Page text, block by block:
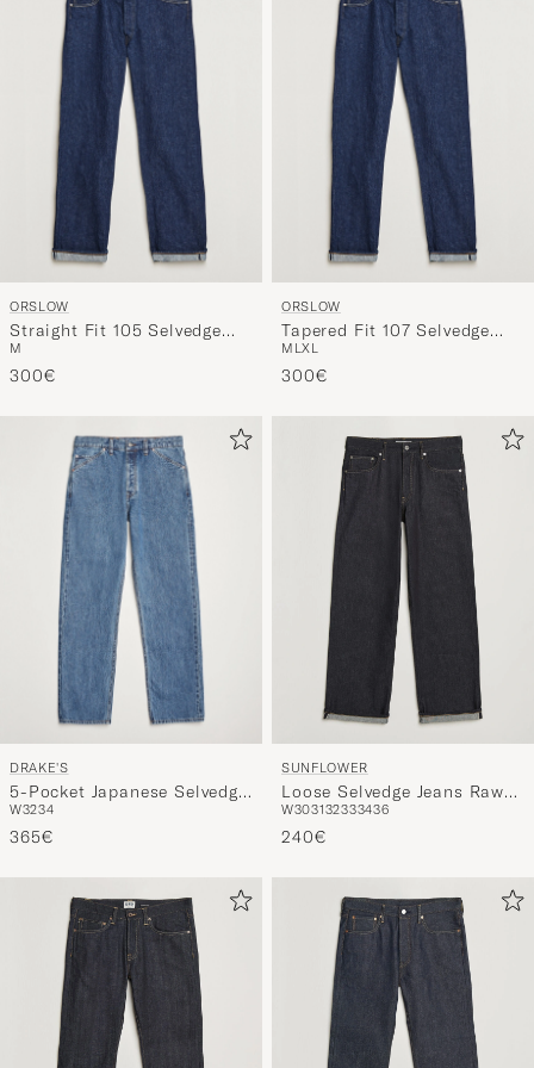
Stil
ORSLOW
Straight Fit 105 Selvedge
Jeans One Wash
M
300€
ORSLOW
Tapered Fit 107 Selvedge
Jeans One Wash
M LXL
300€
DRAKE'S
5-Pocket Japanese Selvedge
Denim Blue
W3234
365€
SUNFLOWER
Loose Selvedge Jeans Raw
Indigo
W303132333436
240€